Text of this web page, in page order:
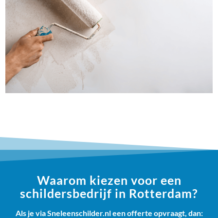
Waarom kiezen voor een
schildersbedrijf in Rotterdam?
Als je via Sneleenschilder.nl een offerte opvraagt, dan: